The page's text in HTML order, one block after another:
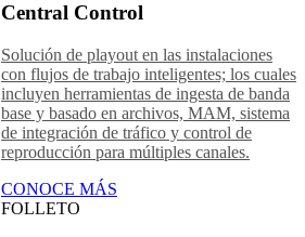
Central Control
Solución de playout en las instalaciones
con flujos de trabajo inteligentes; los cuales
incluyen herramientas de ingesta de banda
base y basado en archivos, MAM, sistema
de integración de tráfico y control de
reproducción para múltiples canales.
CONOCE MÁS
FOLLETO